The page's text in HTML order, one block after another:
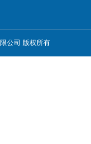
公司 版权所有